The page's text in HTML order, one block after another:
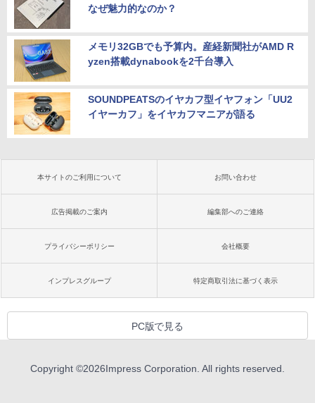
なぜ魅力的なのか？
メモリ32GBでも予算内。産経新聞社がAMD R
yzen搭載dynabookを2千台導入
SOUNDPEATSのイヤカフ型イヤフォン「UU2
イヤーカフ」をイヤカフマニアが語る
本サイトのご利用について お問い合わせ
広告掲載のご案内 編集部へのご連絡
プライバシーポリシー 会社概要
インプレスグループ 特定商取引法に基づく表示
PC版で見る
Copyright ©2026Impress Corporation. All rights reserved.